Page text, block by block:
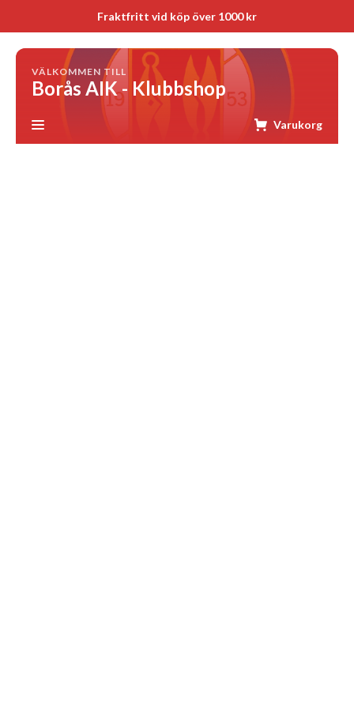
Fraktfritt vid köp över 1000 kr
VÄLKOMMEN TILL
Borås AIK - Klubbshop
Varukorg